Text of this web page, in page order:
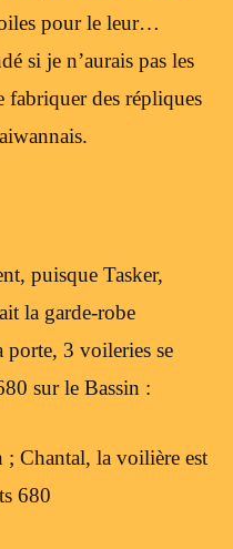
pour le leur…
si je n’aurais pas les
fabriquer des répliques
puisque Tasker,
la garde-robe
porte, 3 voileries se
sur le Bassin :
; Chantal, la voilière est
680